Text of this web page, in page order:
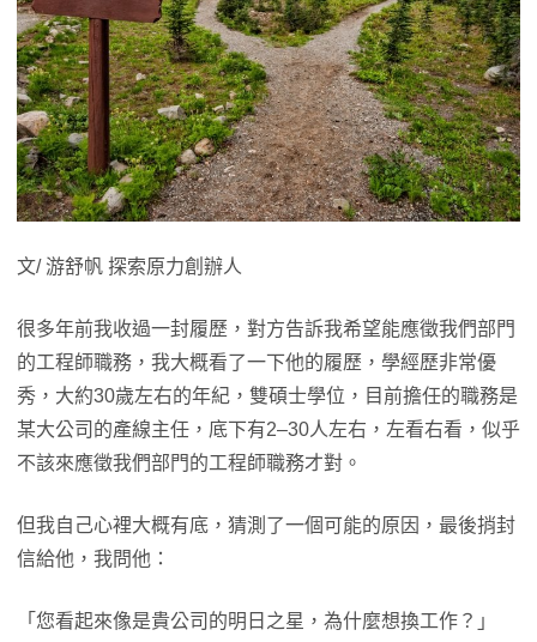
文/ 游舒帆 探索原力創辦人
很多年前我收過一封履歷，對方告訴我希望能應徵我們部門
的工程師職務，我大概看了一下他的履歷，學經歷非常優
秀，大約30歲左右的年紀，雙碩士學位，目前擔任的職務是
某大公司的產線主任，底下有2–30人左右，左看右看，似乎
不該來應徵我們部門的工程師職務才對。
但我自己心裡大概有底，猜測了一個可能的原因，最後捎封
信給他，我問他：
「您看起來像是貴公司的明日之星，為什麼想換工作？」